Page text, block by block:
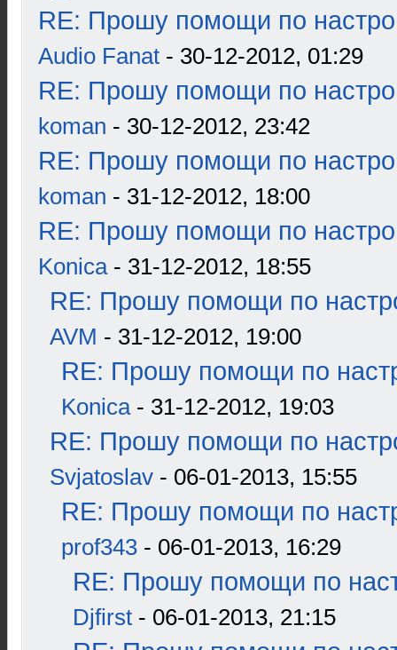
RE: Прошу помощи по
Audio Fanat - 30-12-2012, 01:29
RE: Прошу помощи по
koman - 30-12-2012, 23:42
RE: Прошу помощи по
koman - 31-12-2012, 18:00
RE: Прошу помощи по
Konica- 31-12-2012, 18:55
RE: Прошу помощи по
AVM - 31-12-2012, 19:00
RE: Прошу помощи по
Konica- 31-12-2012, 19:03
RE: Прошу помощи по
Svjatoslav - 06-01-2013, 15:55
RE: Прошу помощи по
prof343 - 06-01-2013, 16:29
RE: Прошу помощи по
Djfirst - 06-01-2013, 21:15